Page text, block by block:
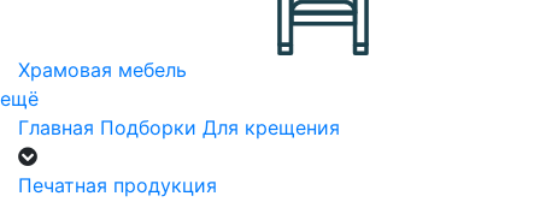
Храмовая мебель
ещё
Главная Подборки Для крещения
Печатная продукция